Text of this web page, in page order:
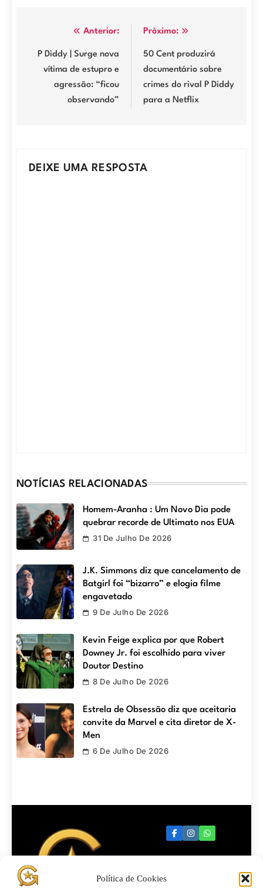
Política de Cookies
Navegação
de
Post
Anterior:
P Diddy | Surge nova
vítima de estupro e
agressão: “ficou
observando”
Próximo:
50 Cent produzirá
documentário sobre
crimes do rival P Diddy
para a Netflix
DEIXE UMA RESPOSTA
NOTÍCIAS RELACIONADAS
Homem-Aranha : Um Novo Dia pode
quebrar recorde de Ultimato nos EUA
31 De Julho De 2026
J.K. Simmons diz que cancelamento de
Batgirl foi “bizarro” e elogia filme
engavetado
9 De Julho De 2026
Kevin Feige explica por que Robert
Downey Jr. foi escolhido para viver
Doutor Destino
8 De Julho De 2026
Estrela de Obsessão diz que aceitaria
convite da Marvel e cita diretor de X-
Men
6 De Julho De 2026